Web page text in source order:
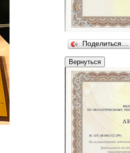
Поделиться…